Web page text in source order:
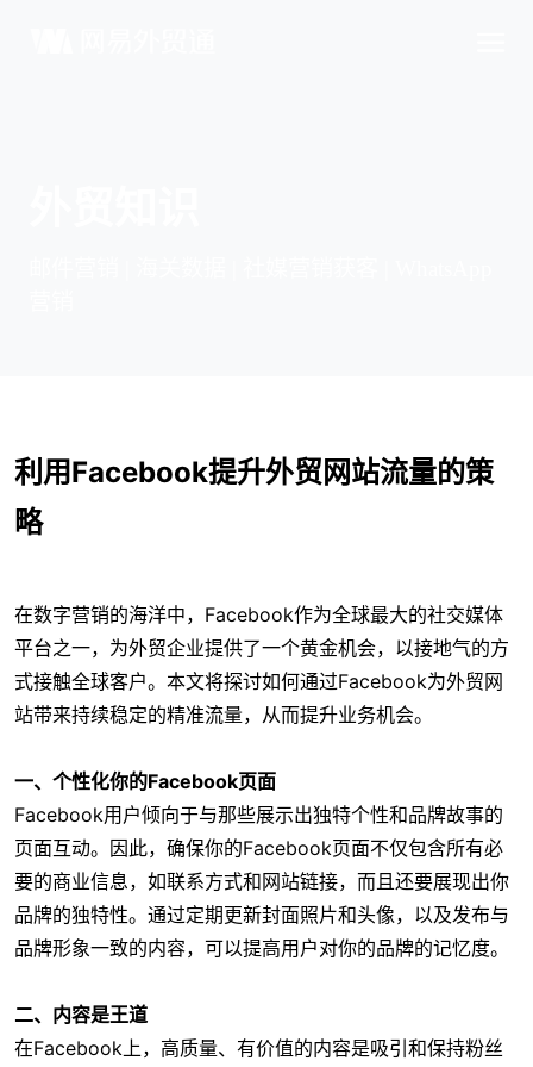
利用Facebook提升外贸网站流量的策
略
在数字营销的海洋中，Facebook作为全球最大的社交媒体
平台之一，为外贸企业提供了一个黄金机会，以接地气的方
式接触全球客户。本文将探讨如何通过Facebook为外贸网
站带来持续稳定的精准流量，从而提升业务机会。
一、个性化你的Facebook页面
Facebook用户倾向于与那些展示出独特个性和品牌故事的
页面互动。因此，确保你的Facebook页面不仅包含所有必
要的商业信息，如联系方式和网站链接，而且还要展现出你
品牌的独特性。通过定期更新封面照片和头像，以及发布与
品牌形象一致的内容，可以提高用户对你的品牌的记忆度。
二、内容是王道
在Facebook上，高质量、有价值的内容是吸引和保持粉丝